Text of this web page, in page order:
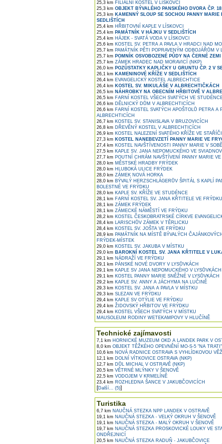
25,3 km FILIÁLNÍ KOSTEL V LÍSKOVCI
25,3 km OBJEKT BÝVALÉHO PANSKÉHO DVORA ČP.
25,3 km KAMENNÝ SLOUP SE SOCHOU PANNY MARIE
SEDLIŠTÍCH
25,4 km HŘBITOVNÍ KAPLE V LÍSKOVCI
25,4 km PAMÁTNÍK V HÁJKU V SEDLIŠTÍCH
25,4 km HÁJEK - SVATÁ VODA V LÍSKOVCI
25,6 km KOSTEL SV. PETRA A PAVLA V HRADCI NAD
25,7 km PAMÁTNÍK PĚTI POPRAVENÝM ODBOJÁŘŮM V
25,7 km POMNÍK OSVOBOZENÉ PŮDY NA ČERNÉ
25,7 km ZÁMEK HRADEC NAD MORAVICÍ (NKP)
26,0 km POZŮSTATKY KAPLIČKY U GRUNTU ČP. 2 V
26,1 km KAMENINOVÉ KŘÍŽE V SEDLIŠTÍCH
26,4 km EVANGELICKÝ KOSTEL ALBRECHTICE
26,4 km KOSTEL SV. MIKULÁŠE V ALBRECHTIČKÁCH
26,5 km NÁHROBKY NA OBECNÍM HŘBITOVĚ V
26,5 km FARNÍ KOSTEL VŠECH SVATÝCH VE
26,6 km DĚLNICKÝ DŮM V ALBRECHTICÍCH
26,6 km FARNÍ KOSTEL SVATÝCH APOŠTOLŮ PETRA A
ALBRECHTICÍCH
26,7 km KOSTEL SV. STANISLAVA V BRUZOVICÍCH
26,8 km DŘEVĚNÝ KOSTEL V ALBRECHTICÍCH
26,9 km KOSTEL NALEZENÍ SVATÉHO KŘÍŽE VE STAŘÍČI
27,3 km KOSTEL NANEBEVZETÍ PANNY MARIE VE
27,4 km KOSTEL NAVŠTÍVENOSTI PANNY MARIE V
27,5 km KAPLE SV. JANA NEPOMUCKÉHO VE
27,7 km POUTNÍ CHRÁM NAVŠTÍVENÍ PANNY MARIE
28,0 km MĚSTSKÉ HRADBY FRÝDEK
28,0 km HLUBOKÁ ULICE FRÝDEK
28,0 km ZÁMEK NOVÁ HORKA
28,0 km BÝVALÝ HERZSCHLÁGERŮV ŠPITÁL S KAPLÍ
BOLESTNÉ VE FRÝDKU
28,0 km KAPLE SV. KŘÍŽE VE STUDÉNCE
28,1 km FARNÍ KOSTEL SV. JANA KŘTITELE VE FRÝDKU
28,1 km ZÁMEK FRÝDEK
28,1 km ZÁMECKÉ NÁMĚSTÍ VE FRÝDKU
28,2 km KOSTEL ČESKOBRATRSKÉ CÍRKVE
28,4 km LARISCHŮV ZÁMEK V TĚRLICKU
28,4 km KOSTEL SV. JOŠTA VE FRÝDKU
28,9 km PAMÁTNÍK NA MÍSTĚ BÝVALÝCH
FRÝDEK-MÍSTEK
29,0 km KOSTEL SV. JAKUBA V MÍSTKU
29,0 km BAROKNÍ KOSTEL SV. JANA KŘTITELE V
29,1 km NÁDRAŽÍ VE FRÝDKU
29,1 km PÁNSKÉ NOVÉ DVORY V LYSŮVKÁCH
29,1 km KAPLE SV JANA NEPOMUCKÉHO V LYSŮVKÁCH
29,1 km KOSTEL PANNY MARIE SNĚŽNÉ V LYSŮVKÁCH
29,2 km KAPLE SV. ANNY A JÁCHYMA NA LUČINĚ
29,3 km KOSTEL SV. JANA A PAVLA V MÍSTKU
29,3 km SLEZAN VE FRÝDKU
29,4 km KAPLE SV OTÝLIE VE FRÝDKU
29,4 km ŽIDOVSKÝ HŘBITOV VE FRÝDKU
29,4 km KOSTEL VŠECH SVATÝCH V MÍSTKU
MAUSOLEUM RODINY WETEKAMPOVY V HLUČÍNĚ
Technické zajímavosti
7,1 km HORNICKÉ MUZEUM OKD A LANDEK PARK V
8,0 km OBJEKT TĚŽKÉHO OPEVNĚNÍ MO-S-5 "NA TRATI"
10,6 km NOVÁ RADNICE OSTRAVA S VYHLÍDKOVOU
12,1 km DOLNÍ VÍTKOVICE OSTRAVA (NKP)
12,7 km DŮL MICHAL V OSTRAVĚ (NKP)
20,5 km VĚTRNÉ MLÝNKY V ŠENOVĚ
22,5 km VODOJEM V KRMELÍNĚ
23,4 km ROZHLEDNA ŠANCE V JAKUBČOVICÍCH
[Další... (5)]
Turistika
6,7 km NAUČNÁ STEZKA NPP LANDEK V OSTRAVĚ
19,1 km NAUČNÁ STEZKA - VELKÝ OKRUH V ŠENOVĚ
19,1 km NAUČNÁ STEZKA - MALÝ OKRUH V ŠENOVĚ
19,7 km NAUČNÁ STEZKA PROSKOVICKÉ LOUKY VE
ONDŘEJNICÍ
20,5 km NAUČNÁ STEZKA RADUŇ - JAKUBČOVICE